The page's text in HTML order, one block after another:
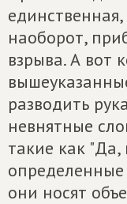
наоборот,
взрыва. А вот
разводить
невнятные
такие как
они носят